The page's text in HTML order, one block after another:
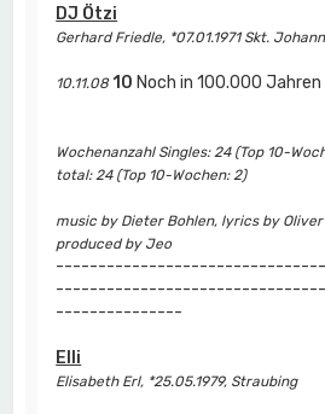
DJ Ötzi
Gerhard Friedle, *07.01.1971 Skt.
10.11.08 10 Noch in 100.000 Jahren
Wochenanzahl Singles: 24 (Top 10-
total: 24 (Top 10-Wochen: 2)
music by Dieter Bohlen, lyrics by Oliver
produced by Jeo
---------------
Elli
Elisabeth Erl, *25.05.1979, Straubing